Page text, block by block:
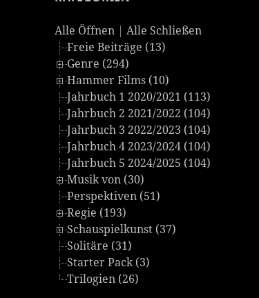
Alle Öffnen |Alle Schließen
Freie Beiträge (13)
Genre (294)
Hammer Films (10)
Jahrbuch 1 2020/2021 (113)
Jahrbuch 2 2021/2022 (104)
Jahrbuch 3 2022/2023 (104)
Jahrbuch 4 2023/2024 (104)
Jahrbuch 5 2024/2025 (104)
Musik von (30)
Perspektiven (51)
Regie (193)
Schauspielkunst (37)
Solitäre (31)
Starter Pack (3)
Trilogien (26)